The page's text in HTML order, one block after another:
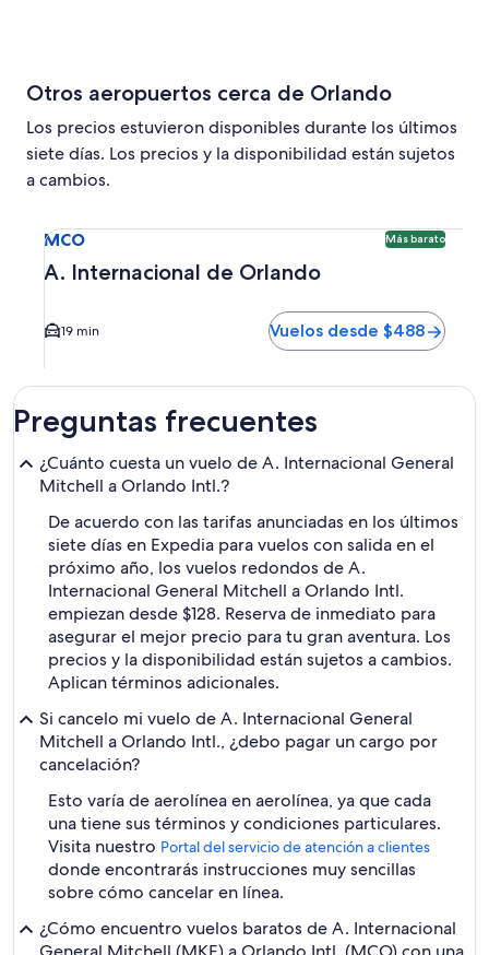
Otros aeropuertos cerca de Orlando
Los precios estuvieron disponibles durante los últimos
siete días. Los precios y la disponibilidad están sujetos
a cambios.
MCO Más barato
A. Internacional de Orlando
19 min Vuelos desde $488
Preguntas frecuentes
¿Cuánto cuesta un vuelo de A. Internacional General
Mitchell a Orlando Intl.?
De acuerdo con las tarifas anunciadas en los últimos
siete días en Expedia para vuelos con salida en el
próximo año, los vuelos redondos de A.
Internacional General Mitchell a Orlando Intl.
empiezan desde $128. Reserva de inmediato para
asegurar el mejor precio para tu gran aventura. Los
precios y la disponibilidad están sujetos a cambios.
Aplican términos adicionales.
Si cancelo mi vuelo de A. Internacional General
Mitchell a Orlando Intl., ¿debo pagar un cargo por
cancelación?
Esto varía de aerolínea en aerolínea, ya que cada
una tiene sus términos y condiciones particulares.
Visita nuestro Portal del servicio de atención a clientes
donde encontrarás instrucciones muy sencillas
sobre cómo cancelar en línea.
¿Cómo encuentro vuelos baratos de A. Internacional